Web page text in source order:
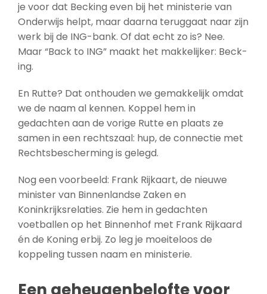
je voor dat Becking even bij het ministerie van
Onderwijs helpt, maar daarna teruggaat naar zijn
werk bij de ING-bank. Of dat echt zo is? Nee.
Maar “Back to ING” maakt het makkelijker: Beck-
ing.
En Rutte? Dat onthouden we gemakkelijk omdat
we de naam al kennen. Koppel hem in
gedachten aan de vorige Rutte en plaats ze
samen in een rechtszaal: hup, de connectie met
Rechtsbescherming is gelegd.
Nog een voorbeeld: Frank Rijkaart, de nieuwe
minister van Binnenlandse Zaken en
Koninkrijksrelaties. Zie hem in gedachten
voetballen op het Binnenhof met Frank Rijkaard
én de Koning erbij. Zo leg je moeiteloos de
koppeling tussen naam en ministerie.